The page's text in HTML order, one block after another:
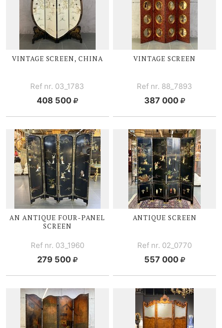
VINTAGE SCREEN, CHINA
Ref nr. 03_1783
408 500
VINTAGE SCREEN
Ref nr. 88_7893
387 000
AN ANTIQUE FOUR-PANEL
SCREEN
Ref nr. 03_1960
279 500
ANTIQUE SCREEN
Ref nr. 02_0770
557 000